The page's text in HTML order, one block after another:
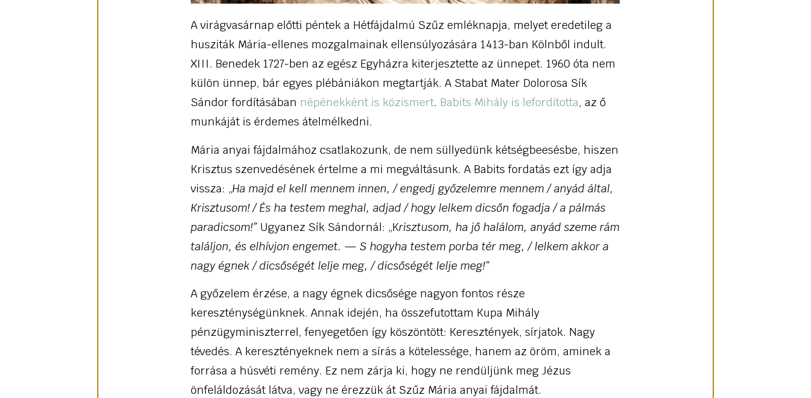
A virágvasárnap előtti péntek a Hétfájdalmú Szűz emléknapja, melyet eredetileg a
husziták Mária-ellenes mozgalmainak ellensúlyozására 1413-ban Kölnből indult.
XIII. Benedek 1727-ben az egész Egyházra kiterjesztette az ünnepet. 1960 óta nem
külön ünnep, bár egyes plébániákon megtartják. A Stabat Mater Dolorosa Sík
Sándor fordításában népénekként is közismert. Babits Mihály is lefordította, az ő
munkáját is érdemes átelmélkedni.
Mária anyai fájdalmához csatlakozunk, de nem süllyedünk kétségbeesésbe, hiszen
Krisztus szenvedésének értelme a mi megváltásunk. A Babits fordatás ezt így adja
vissza: „Ha majd el kell mennem innen, / engedj győzelemre mennem / anyád által,
Krisztusom! / És ha testem meghal, adjad / hogy lelkem dicsőn fogadja / a pálmás
paradicsom!” Ugyanez Sík Sándornál: „Krisztusom, ha jő halálom, anyád szeme rám
találjon, és elhívjon engemet. — S hogyha testem porba tér meg, / lelkem akkor a
nagy égnek / dicsőségét lelje meg, / dicsőségét lelje meg!”
A győzelem érzése, a nagy égnek dicsősége nagyon fontos része
kereszténységünknek. Annak idején, ha összefutottam Kupa Mihály
pénzügyminiszterrel, fenyegetően így köszöntött: Keresztények, sírjatok. Nagy
tévedés. A keresztényeknek nem a sírás a kötelessége, hanem az öröm, aminek a
forrása a húsvéti remény. Ez nem zárja ki, hogy ne rendüljünk meg Jézus
önfeláldozását látva, vagy ne érezzük át Szűz Mária anyai fájdalmát.